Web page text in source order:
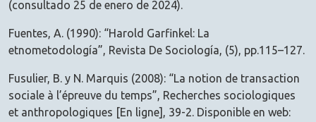
(consultado 25 de enero de 2024).
Fuentes, A. (1990): “Harold Garfinkel: La
etnometodología”, Revista De Sociología, (5), pp.115–127.
Fusulier, B. y N. Marquis (2008): “La notion de transaction
sociale à l’épreuve du temps”, Recherches sociologiques
et anthropologiques [En ligne], 39-2. Disponible en web: